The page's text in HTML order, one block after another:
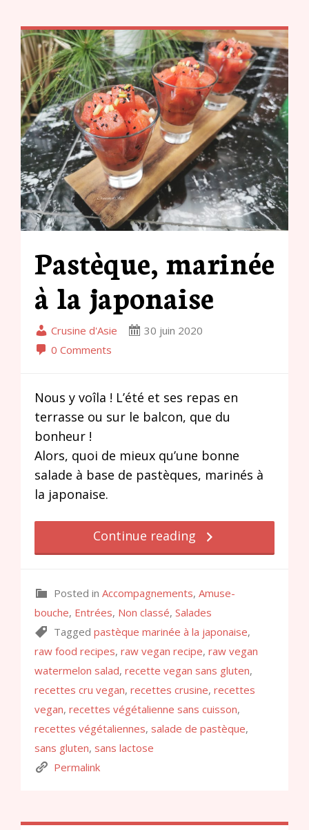
Pastèque, marinée
à la japonaise
Crusine d'Asie
30 juin 2020
0 Comments
Nous y voîla ! L’été et ses repas en
terrasse ou sur le balcon, que du
bonheur !
Alors, quoi de mieux qu’une bonne
salade à base de pastèques, marinés à
la japonaise.
Continue reading
Posted in Accompagnements, Amuse-
bouche, Entrées, Non classé, Salades
Tagged pastèque marinée à la japonaise,
raw food recipes, raw vegan recipe, raw vegan
watermelon salad, recette vegan sans gluten,
recettes cru vegan, recettes crusine, recettes
vegan, recettes végétalienne sans cuisson,
recettes végétaliennes, salade de pastèque,
sans gluten, sans lactose
Permalink